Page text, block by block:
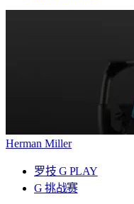
Herman Miller
罗技 G PLAY
G 挑战赛